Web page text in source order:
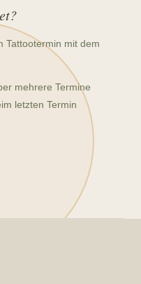
Tattootermin mit dem
mehrere Termine
letzten Termin